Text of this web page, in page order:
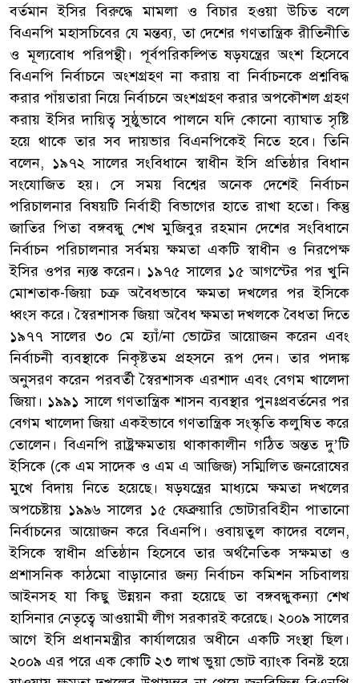
বর্তমান ইসির বিরুদ্ধে মামলা ও বিচার হওয়া উচিত বলে
বিএনপি মহাসচিবের যে মন্তব্য, তা দেশের গণতান্ত্রিক রীতিনীতি
ও মূল্যবোধ পরিপন্থী। পূর্বপরিকল্পিত ষড়যন্ত্রের অংশ হিসেবে
বিএনপি নির্বাচনে অংশগ্রহণ না করায় বা নির্বাচনকে প্রশ্নবিদ্ধ
করার পাঁয়তারা নিয়ে নির্বাচনে অংশগ্রহণ করার অপকৌশল গ্রহণ
করায় ইসির দায়িত্ব সুষ্ঠুভাবে পালনে যদি কোনো ব্যাঘাত সৃষ্টি
হয়ে থাকে তার সব দায়ভার বিএনপিকেই নিতে হবে। তিনি
বলেন, ১৯৭২ সালের সংবিধানে স্বাধীন ইসি প্রতিষ্ঠার বিধান
সংযোজিত হয়। সে সময় বিশ্বের অনেক দেশেই নির্বাচন
পরিচালনার বিষয়টি নির্বাহী বিভাগের হাতে রাখা হতো। কিন্তু
জাতির পিতা বঙ্গবন্ধু শেখ মুজিবুর রহমান দেশের সংবিধানে
নির্বাচন পরিচালনার সর্বময় ক্ষমতা একটি স্বাধীন ও নিরপেক্ষ
ইসির ওপর ন্যস্ত করেন। ১৯৭৫ সালের ১৫ আগস্টের পর খুনি
মোশতাক-জিয়া চক্র অবৈধভাবে ক্ষমতা দখলের পর ইসিকে
ধ্বংস করে। স্বৈরশাসক জিয়া অবৈধ ক্ষমতা দখলকে বৈধতা দিতে
১৯৭৭ সালের ৩০ মে হ্যাঁ/না ভোটের আয়োজন করেন এবং
নির্বাচনী ব্যবস্থাকে নিকৃষ্টতম প্রহসনে রূপ দেন। তার পদাঙ্ক
অনুসরণ করেন পরবর্তী স্বৈরশাসক এরশাদ এবং বেগম খালেদা
জিয়া। ১৯৯১ সালে গণতান্ত্রিক শাসন ব্যবস্থার পুনঃপ্রবর্তনের পর
বেগম খালেদা জিয়া একইভাবে গণতান্ত্রিক সংস্কৃতি কলুষিত করে
তোলেন। বিএনপি রাষ্ট্রক্ষমতায় থাকাকালীন গঠিত অন্তত দু’টি
ইসিকে (কে এম সাদেক ও এম এ আজিজ) সম্মিলিত জনরোষের
মুখে বিদায় নিতে হয়েছে। ষড়যন্ত্রের মাধ্যমে ক্ষমতা দখলের
অপচেষ্টায় ১৯৯৬ সালের ১৫ ফেব্রুয়ারি ভোটারবিহীন পাতানো
নির্বাচনের আয়োজন করে বিএনপি। ওবায়তুল কাদের বলেন,
ইসিকে স্বাধীন প্রতিষ্ঠান হিসেবে তার অর্থনৈতিক সক্ষমতা ও
প্রশাসনিক কাঠমো বাড়ানোর জন্য নির্বাচন কমিশন সচিবালয়
আইনসহ যা কিছু উন্নয়ন করা হয়েছে তা বঙ্গবন্ধুকন্যা শেখ
হাসিনার নেতৃত্বে আওয়ামী লীগ সরকারই করেছে। ২০০৯ সালের
আগে ইসি প্রধানমন্ত্রীর কার্যালয়ের অধীনে একটি সংস্থা ছিল।
২০০৯ এর পরে এক কোটি ২৩ লাখ ভুয়া ভোট ব্যাংক বিনষ্ট হয়ে